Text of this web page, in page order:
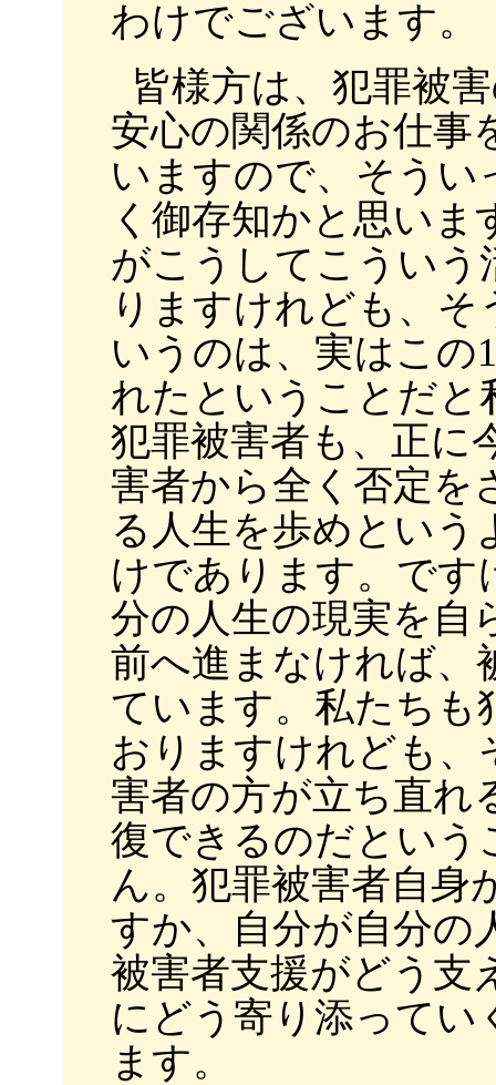
わけでございます。
皆様方は、犯罪被
安心の関係のお仕事
いますので、そう
く御存知かと思い
がこうしてこういう
りますけれども、
いうのは、実はこの
れたということだと
犯罪被害者も、正に
害者から全く否定を
る人生を歩めという
けであります。です
分の人生の現実を自
前へ進まなければ、
ています。私たちも
おりますけれども、
害者の方が立ち直れ
復できるのだという
ん。犯罪被害者自身
すか、自分が自分の
被害者支援がどう支
にどう寄り添って
ます。